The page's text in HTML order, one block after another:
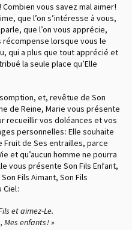
vous savez mal aimer !
que l’on s’intéresse à vous,
que l’on vous apprécie,
récompense lorsque vous le
qui a plus que tout apprécié et
la seule place qu’Elle
et, revêtue de Son
de Reine, Marie vous présente
recueillir vos doléances et vos
personnelles : Elle souhaite
de Ses entrailles, parce
et qu’aucun homme ne pourra
vous présente Son Fils Enfant,
Fils Aimant, Son Fils
:
et aimez-Le.
Mes enfants ! »